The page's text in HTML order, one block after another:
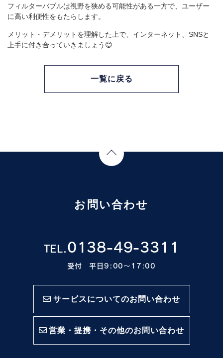
フィルターバブルは視野を狭める可能性がある一方で、ユーザー
に高い利便性をもたらします。
メリット・デメリットを理解した上で、インターネット、SNSと
上手に付き合っていきましょう😊
一覧に戻る
お問い合わせ
TEL.0138-49-3311
受付 平日9:00〜17:00
サービスについてのお問い合わせ
営業・提携・その他のお問い合わせ